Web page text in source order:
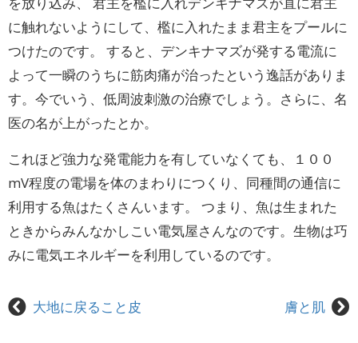
に触れないようにして、檻に入れたまま君主をプールに
つけたのです。 すると、デンキナマズが発する電流に
よって一瞬のうちに筋肉痛が治ったという逸話がありま
す。今でいう、低周波刺激の治療でしょう。さらに、名
医の名が上がったとか。
これほど強力な発電能力を有していなくても、１００
mV程度の電場を体のまわりにつくり、同種間の通信に
利用する魚はたくさんいます。 つまり、魚は生まれた
ときからみんなかしこい電気屋さんなのです。生物は巧
みに電気エネルギーを利用しているのです。
大地に戻ること皮 膚と肌